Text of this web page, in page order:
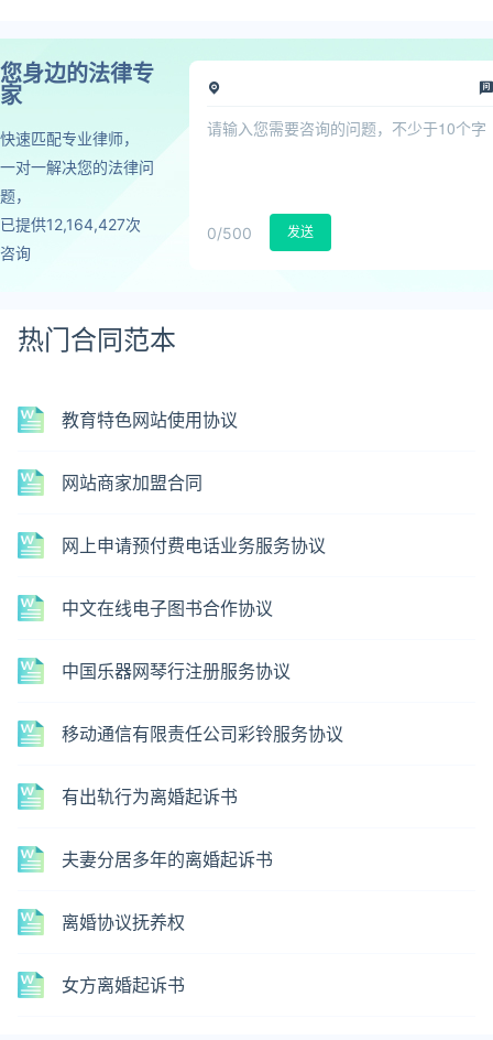
您身边的法律专
家
快速匹配专业律师，
一对一解决您的法律问
题，
已提供12,164,427次
咨询
0/500 发送
热门合同范本
教育特色网站使用协议
网站商家加盟合同
网上申请预付费电话业务服务协议
中文在线电子图书合作协议
中国乐器网琴行注册服务协议
移动通信有限责任公司彩铃服务协议
有出轨行为离婚起诉书
夫妻分居多年的离婚起诉书
离婚协议抚养权
女方离婚起诉书